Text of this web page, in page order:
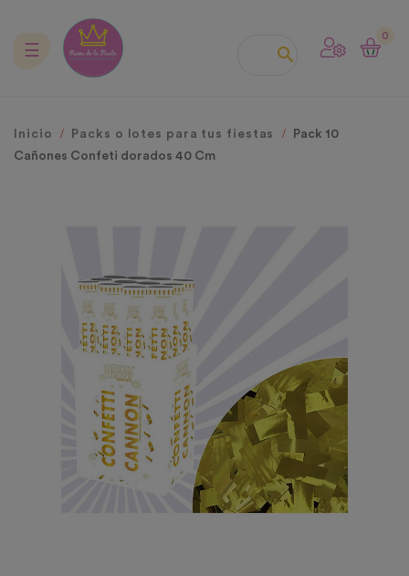

0
Navegación
☰
Inicio Packs o lotes para tus fiestas
Pack 10
Cañones Confeti dorados 40 Cm